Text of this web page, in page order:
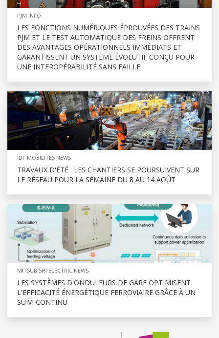
PJM INFO
LES FONCTIONS NUMÉRIQUES ÉPROUVÉES DES TRAINS
PJM ET LE TEST AUTOMATIQUE DES FREINS OFFRENT
DES AVANTAGES OPÉRATIONNELS IMMÉDIATS ET
GARANTISSENT UN SYSTÈME ÉVOLUTIF CONÇU POUR
UNE INTEROPÉRABILITÉ SANS FAILLE
IDF MOBILITÉS NEWS
TRAVAUX D'ÉTÉ : LES CHANTIERS SE POURSUIVENT SUR
LE RÉSEAU POUR LA SEMAINE DU 8 AU 14 AOÛT
MITSUBISHI ELECTRIC NEWS
LES SYSTÈMES D'ONDULEURS DE GARE OPTIMISENT
L'EFFICACITÉ ÉNERGÉTIQUE FERROVIAIRE GRÂCE À UN
SUIVI CONTINU